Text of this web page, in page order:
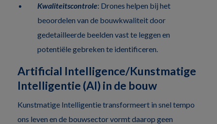
Kwaliteitscontrole: Drones helpen bij het
beoordelen van de bouwkwaliteit door
gedetailleerde beelden vast te leggen en
potentiële gebreken te identificeren.
Artificial Intelligence/Kunstmatige
Intelligentie (AI) in de bouw
Kunstmatige Intelligentie transformeert in snel tempo
ons leven en de bouwsector vormt daarop geen